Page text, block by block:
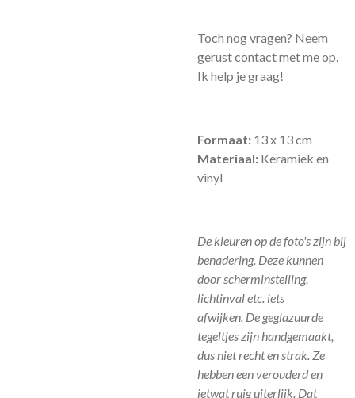
Toch nog vragen? Neem
gerust contact met me op.
Ik help je graag!
Formaat: 13 x 13 cm
Materiaal: Keramiek en
vinyl
De kleuren op de foto's zijn bij
benadering. Deze kunnen
door scherminstelling,
lichtinval etc. iets
afwijken. De geglazuurde
tegeltjes zijn handgemaakt,
dus niet recht en strak. Ze
hebben een verouderd en
ietwat ruig uiterlijk. Dat